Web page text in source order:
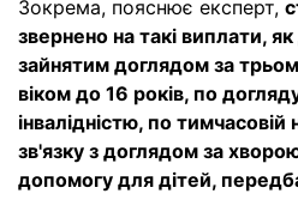
Зокрема, пояснює експерт,
звернено на такі виплати,
зайнятим доглядом за
віком до 16 років, по
інвалідністю, по
зв'язку з доглядом за
допомогу для дітей,